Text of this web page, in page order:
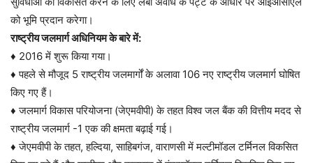
को भूमि प्रदान करेगा।
राष्ट्रीय जलमार्ग अधिनियम के बारे में:
♦ 2016 में शुरू किया गया।
♦ पहले से मौजूद 5 राष्ट्रीय जलमार्गों के अलावा 106 नए राष्ट्रीय जलमार्ग घोषित
किए गए हैं।
♦ जलमार्ग विकास परियोजना (जेएमवीपी) के तहत विश्व जल बैंक की वित्तीय मदद से
राष्ट्रीय जलमार्ग -1 एक की क्षमता बढ़ाई गई।
♦ जेएमवीपी के तहत, हल्दिया, साहिबगंज, वाराणसी में मल्टीमॉडल टर्मिनल विकसित